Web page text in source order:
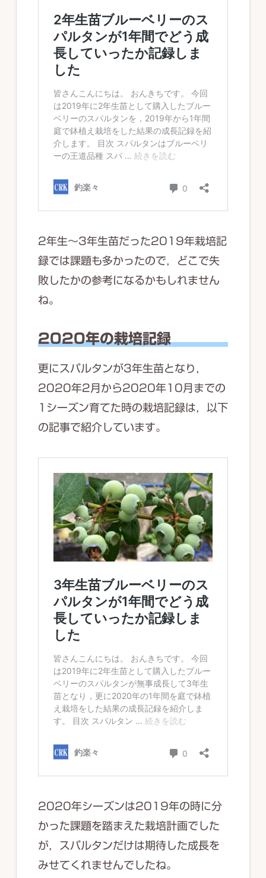
2年生～3年生苗だった2019年栽培記
録では課題も多かったので，どこで失
敗したかの参考になるかもしれません
ね。
2020年の栽培記録
更にスパルタンが3年生苗となり，
2020年2月から2020年10月までの
1シーズン育てた時の栽培記録は，以下
の記事で紹介しています。
2020年シーズンは2019年の時に分
かった課題を踏まえた栽培計画でした
が，スパルタンだけは期待した成長を
みせてくれませんでしたね。